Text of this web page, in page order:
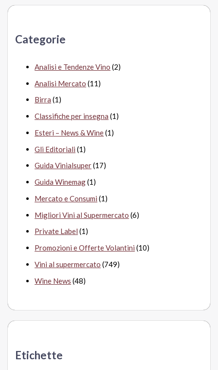
:Categorie
Analisi e Tendenze Vino (2)
Analisi Mercato (11)
Birra (1)
Classifiche per insegna (1)
Esteri – News & Wine(1)
Gli Editoriali (1)
Guida Vinialsuper(17)
Guida Winemag(1)
Mercato e Consumi (1)
Migliori Vini al Supermercato (6)
Private Label (1)
Promozioni e Offerte Volantini (10)
Vini al supermercato (749)
Wine News (48)
Etichette